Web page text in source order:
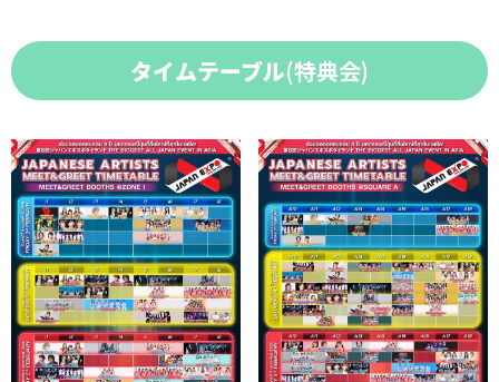
タイムテーブル(特典会)